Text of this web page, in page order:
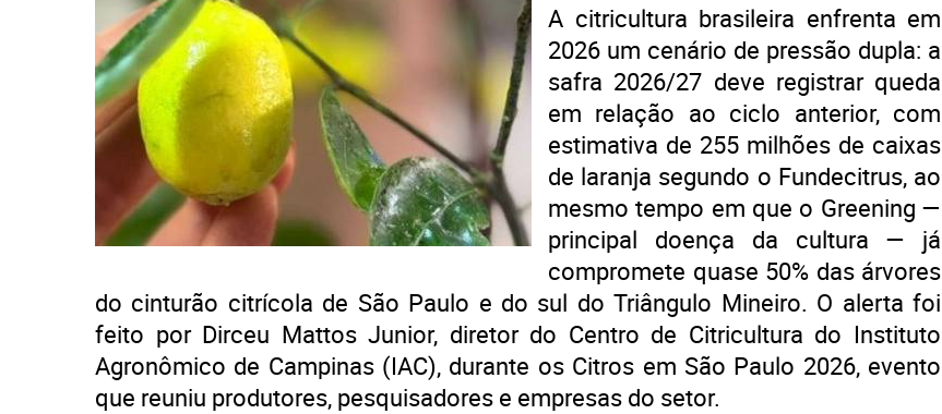
A citricultura brasileira enfrenta em
2026 um cenário de pressão dupla: a
safra 2026/27 deve registrar queda
em relação ao ciclo anterior, com
estimativa de 255 milhões de caixas
de laranja segundo o Fundecitrus, ao
mesmo tempo em que o Greening —
principal doença da cultura — já
compromete quase 50% das árvores
do cinturão citrícola de São Paulo e do sul do Triângulo Mineiro. O alerta foi
feito por Dirceu Mattos Junior, diretor do Centro de Citricultura do Instituto
Agronômico de Campinas (IAC), durante os Citros em São Paulo 2026, evento
que reuniu produtores, pesquisadores e empresas do setor.